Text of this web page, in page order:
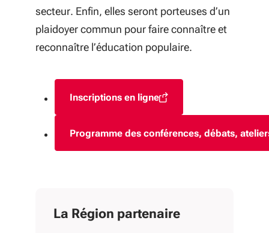
secteur. Enfin, elles seront porteuses d’un
plaidoyer commun pour faire connaître et
reconnaître l’éducation populaire.
Inscriptions en ligne
(S'ouvre dans une nouvelle
Programme des conférences, débats,
(S'ouvre dans une
La Région partenaire